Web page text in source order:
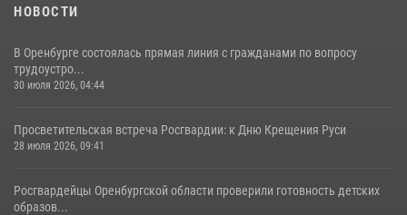
НОВОСТИ
В Оренбурге состоялась прямая линия с гражданами по вопросу
трудоустро...
30 июля 2026, 04:44
Просветительская встреча Росгвардии: к Дню Крещения Руси
28 июля 2026, 09:41
Росгвардейцы Оренбургской области проверили готовность детских
образов...